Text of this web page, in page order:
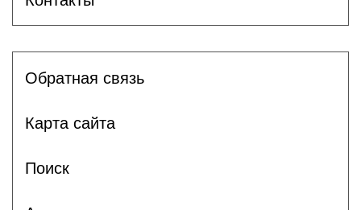
Обратная связь
Карта сайта
Поиск